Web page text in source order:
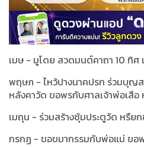
เมษ - มูโดย สวดมนต์คาถา 10 ทิ
พฤษภ - ไหว้ปางนาคปรก ร่วมบุญ
หลังคาวัด ขอพรกับศาลเจ้าพ่อเสือ
เมถุน - ร่วมสร้างซุ้มประตูวัด หรืย
กรกฏ - ขอขมากรรมกับพ่อแม่ ขอ